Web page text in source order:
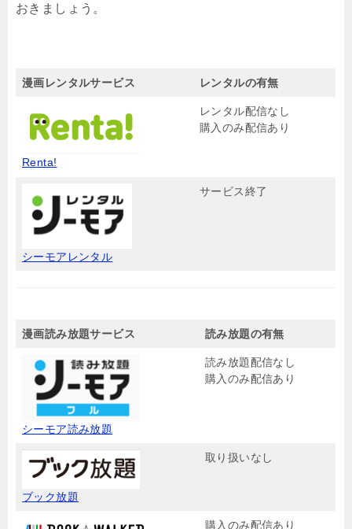
おきましょう。
漫画レンタルサービス レンタルの有無
Renta!
レンタル配信なし
購入のみ配信あり
シーモアレンタル
サービス終了
漫画読み放題サービス 読み放題の有無
シーモア読み放題
読み放題配信なし
購入のみ配信あり
ブック放題
取り扱いなし
購入のみ配信あり